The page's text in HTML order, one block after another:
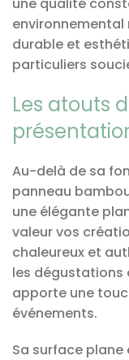
environnemental
durable et
particuliers
Les atouts
Au-delà de sa
panneau
une élégante
valeur vos
chaleureux et
les dégustations
apporte une
événements.
Sa surface